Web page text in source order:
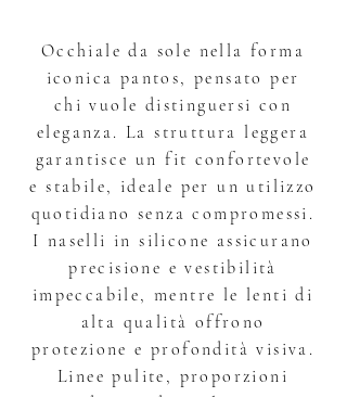
Occhiale da sole nella forma
iconica pantos, pensato per
chi vuole distinguersi con
eleganza. La struttura leggera
garantisce un fit confortevole
e stabile, ideale per un utilizzo
quotidiano senza compromessi.
I naselli in silicone assicurano
precisione e vestibilità
impeccabile, mentre le lenti di
alta qualità offrono
protezione e profondità visiva.
Linee pulite, proporzioni